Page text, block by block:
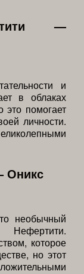
—
и
в облаках
помогает
личности.
Оникс
необычный
которое
но этот